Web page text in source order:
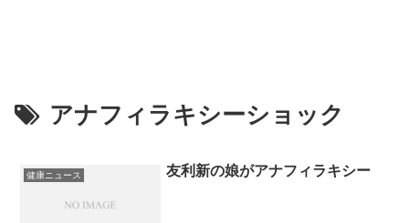
アナフィラキシーショック
健康ニュース 友利新の娘がアナフィラキシー